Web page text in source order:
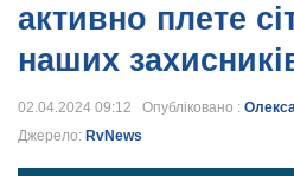
активно плете
наших
02.04.2024 09:12 Опубліковано :
Джерело: RvNews